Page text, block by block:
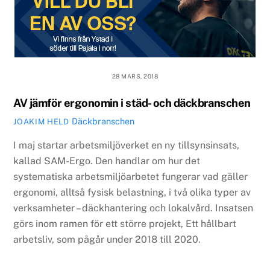
28 MARS, 2018
AV jämför ergonomin i städ- och däckbranschen
JOAKIM HELD Däckbranschen
I maj startar arbetsmiljöverket en ny tillsynsinsats,
kallad SAM-Ergo. Den handlar om hur det
systematiska arbetsmiljöarbetet fungerar vad gäller
ergonomi, alltså fysisk belastning, i två olika typer av
verksamheter – däckhantering och lokalvård. Insatsen
görs inom ramen för ett större projekt, Ett hållbart
arbetsliv, som pågår under 2018 till 2020.